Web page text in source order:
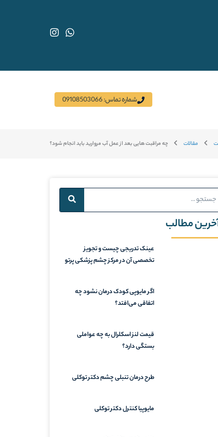
W
s
p
p
I
a
r
m
شماره تماس: 09108503066
مقالات چه مراقبت هایی بعد از عمل آب مروارید باید انجام شود؟
مطالب
عینک تدریجی چیست و تجویز
تخصصی آن در مرکز چشم پزشکی پرتو
اگر مایوپی کودک درمان نشود چه
اتفاقی می‌افتد؟
قیمت لنز اسکلرال به چه عواملی
بستگی دارد؟
طرح درمان تنبلی چشم دکتر توکلی
مایوپیا کنترل دکتر توکلی